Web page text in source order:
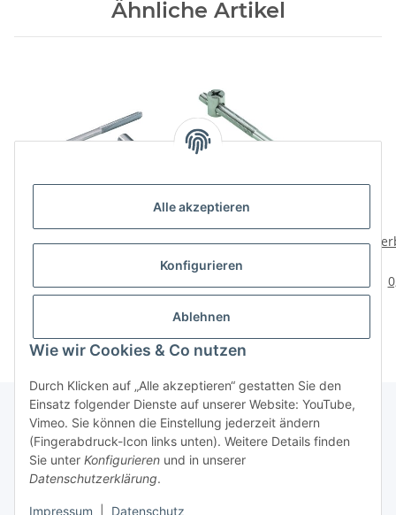
Alle akzeptieren
Konfigurieren
Ablehnen
Wie wir Cookies & Co nutzen
Durch Klicken auf „Alle akzeptieren“ gestatten Sie den
Einsatz folgender Dienste auf unserer Website: YouTube,
Vimeo. Sie können die Einstellung jederzeit ändern
(Fingerabdruck-Icon links unten). Weitere Details finden
Sie unter Konfigurieren und in unserer
Datenschutzerklärung.
Impressum Datenschutz
Ähnliche Artikel
Verbindungsschraube
Verbindungsschraube
mit Kloben, M6 x 100
4,19 €
Über uns